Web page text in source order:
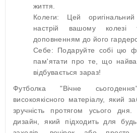
життя.
Колеги: Цей
настрій вашому
доповненням до його
Себе: Подаруйте собі цю
пам'ятати про те, що
відбувається зараз!
Футболка "Вічне
високоякісного матеріалу, який
зручність протягом усього
дизайн, який підходить для